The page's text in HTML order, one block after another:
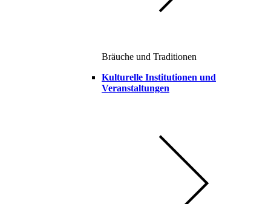
Bräuche und Traditionen
Kulturelle Institutionen und
Veranstaltungen